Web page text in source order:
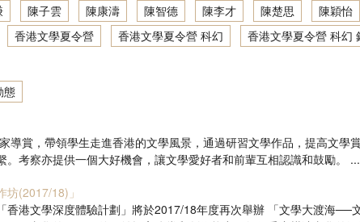
文學大渡海──文學讀寫工作坊2018/19
文學大渡海──文學讀寫工作坊2017/18
文學景點考察2016/17
陳子雲 陳康濤 陳智德 陳李才 陳楚思 陳穎怡
香港文學夏令營 香港文學夏令營 科幻 香港文學夏令營 科幻
態
賞，帶領學生走進香港的文學風景，通過研習文學作品，提高文學
考察亦提供一個大好機會，讓文學愛好者和前輩互相認識和鼓勵。 ...
(2017/18)」
港文學深度體驗計劃」將於2017/18年度再次舉辦 「文學大渡海